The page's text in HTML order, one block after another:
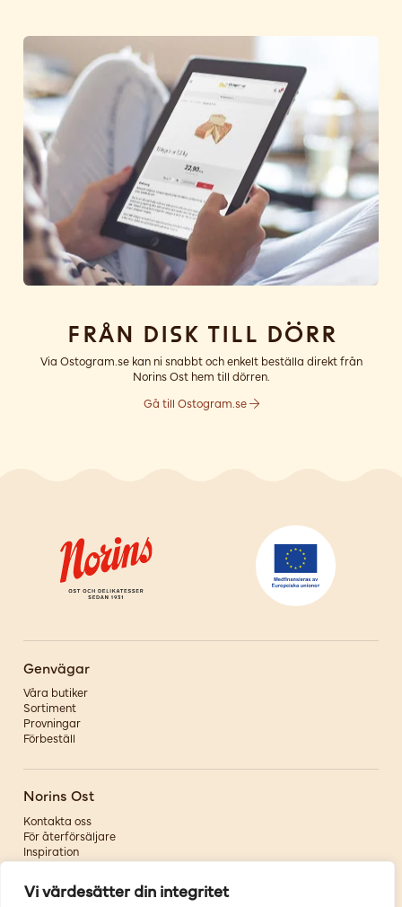
Vi värdesätter din integritet
Från disk till dörr
Via Ostogram.se kan ni snabbt och enkelt beställa direkt från
Norins Ost hem till dörren.
Gå till Ostogram.se
Genvägar
Våra butiker
Sortiment
Provningar
Förbeställ
Norins Ost
Kontakta oss
För återförsäljare
Inspiration
Om oss